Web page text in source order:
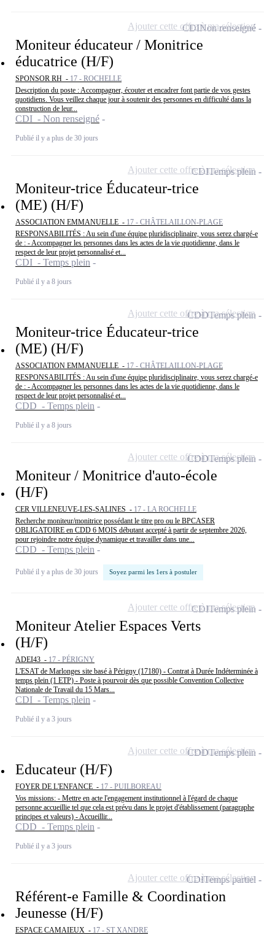
Moniteur éducateur / Monitrice
éducatrice (H/F)
SPONSOR RH - 17 - ROCHELLE
Description du poste : Accompagner, écouter et encadrer font partie de vos gestes
quotidiens. Vous veillez chaque jour à soutenir des personnes en difficulté dans la
construction de leur...
CDI - Non renseigné
Publié il y a plus de 30 jours
CDINon renseigné
Ajouter cette offre à ma sélection
Moniteur-trice Éducateur-trice
(ME) (H/F)
ASSOCIATION EMMANUELLE - 17 - CHÂTELAILLON-PLAGE
RESPONSABILITÉS : Au sein d'une équipe pluridisciplinaire, vous serez chargé-e
de : - Accompagner les personnes dans les actes de la vie quotidienne, dans le
respect de leur projet personnalisé et...
CDI - Temps plein
Publié il y a 8 jours
CDITemps plein
Ajouter cette offre à ma sélection
Moniteur-trice Éducateur-trice
(ME) (H/F)
ASSOCIATION EMMANUELLE - 17 - CHÂTELAILLON-PLAGE
RESPONSABILITÉS : Au sein d'une équipe pluridisciplinaire, vous serez chargé-e
de : - Accompagner les personnes dans les actes de la vie quotidienne, dans le
respect de leur projet personnalisé et...
CDD - Temps plein
Publié il y a 8 jours
CDDTemps plein
Ajouter cette offre à ma sélection
Moniteur / Monitrice d'auto-école
(H/F)
CER VILLENEUVE-LES-SALINES - 17 - LA ROCHELLE
Recherche moniteur/monitrice possédant le titre pro ou le BPCASER
OBLIGATOIRE en CDD 6 MOIS débutant accepté à partir de septembre 2026,
pour rejoindre notre équipe dynamique et travailler dans une...
CDD - Temps plein
Publié il y a plus de 30 jours Soyez parmi les 1ers à postuler
CDDTemps plein
Ajouter cette offre à ma sélection
Moniteur Atelier Espaces Verts
(H/F)
ADEI43 - 17 - PÉRIGNY
L'ESAT de Marlonges site basé à Périgny (17180) - Contrat à Durée Indéterminée à
temps plein (1 ETP) - Poste à pourvoir dès que possible Convention Collective
Nationale de Travail du 15 Mars...
CDI - Temps plein
Publié il y a 3 jours
CDITemps plein
Ajouter cette offre à ma sélection
Educateur (H/F)
FOYER DE L'ENFANCE - 17 - PUILBOREAU
Vos missions: - Mettre en acte l'engagement institutionnel à l'égard de chaque
personne accueillie tel que cela est prévu dans le projet d'établissement (paragraphe
principes et valeurs) - Accueillir...
CDD - Temps plein
Publié il y a 3 jours
CDDTemps plein
Ajouter cette offre à ma sélection
Référent-e Famille & Coordination
Jeunesse (H/F)
ESPACE CAMAIEUX - 17 - ST XANDRE
CDITemps partiel
Ajouter cette offre à ma sélection